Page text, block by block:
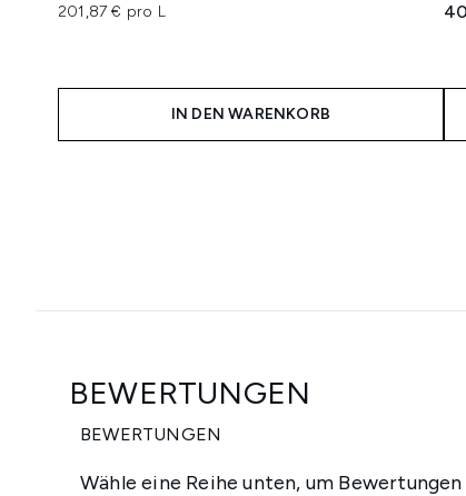
201,87 € pro L
IN DEN WARENKORB